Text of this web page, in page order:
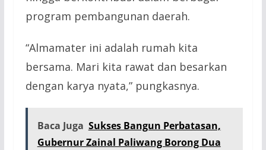
program pembangunan daerah.
“Almamater ini adalah rumah kita
bersama. Mari kita rawat dan besarkan
dengan karya nyata,” pungkasnya.
Baca Juga Sukses Bangun Perbatasan,
Gubernur Zainal Paliwang Borong Dua